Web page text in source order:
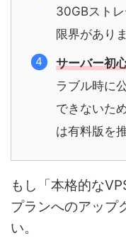
30GBスト
限界があり
サーバー初
ラブル時に
できないた
は有料版を
もし「本格的な
プランへのアップ
い。